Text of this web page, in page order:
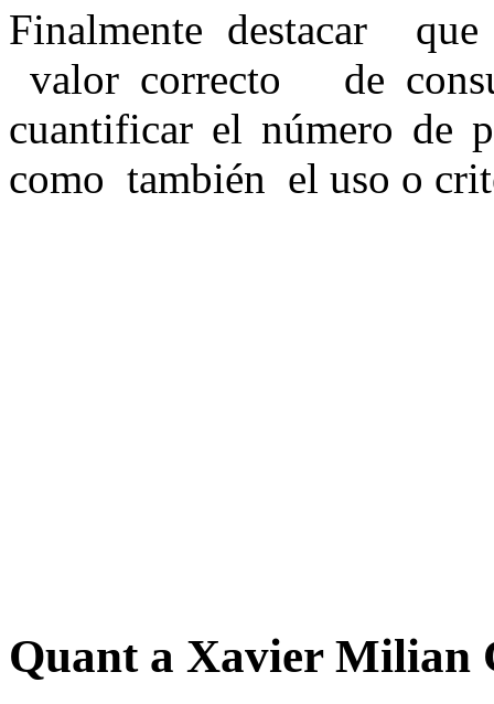
Finalmente destacar
valor correcto de
cuantificar el número de
como también el uso o
Quant a Xavier Milian